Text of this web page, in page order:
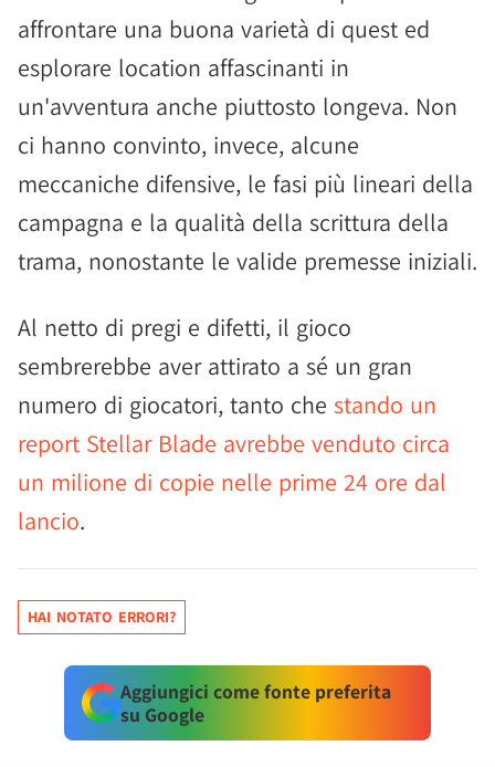
affrontare una buona varietà di quest ed
esplorare location affascinanti in
un'avventura anche piuttosto longeva. Non
ci hanno convinto, invece, alcune
meccaniche difensive, le fasi più lineari della
campagna e la qualità della scrittura della
trama, nonostante le valide premesse iniziali.
Al netto di pregi e difetti, il gioco
sembrerebbe aver attirato a sé un gran
numero di giocatori, tanto che stando un
report Stellar Blade avrebbe venduto circa
un milione di copie nelle prime 24 ore dal
lancio.
HAI NOTATO ERRORI?
Aggiungici come fonte preferita
su Google